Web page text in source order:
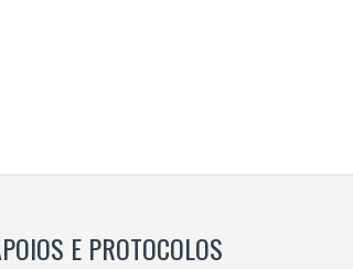
E PROTOCOLOS